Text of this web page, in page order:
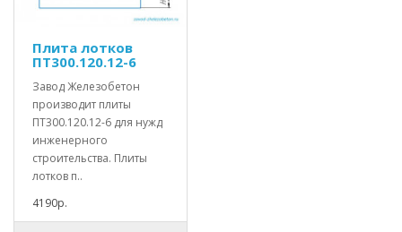
Плита лотков
ПТ300.120.12-6
Завод Железобетон
производит плиты
ПТ300.120.12-6 для нужд
инженерного
строительства. Плиты
лотков п..
4190р.